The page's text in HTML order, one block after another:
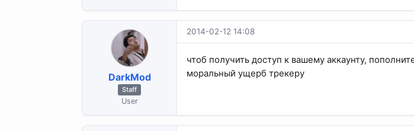
DarkMod
Staff
User
2014-02-12 14:08
чтоб получить доступ к вашему аккаунту,
моральный ущерб трекеру